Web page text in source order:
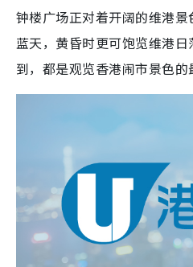
钟楼广场正对着开阔的维港
蓝天，黄昏时更可饱览维港
到，都是观览香港闹市景色的